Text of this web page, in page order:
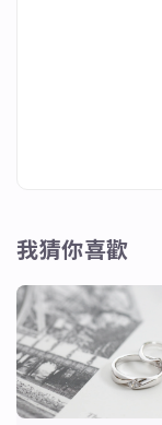
我猜你喜歡